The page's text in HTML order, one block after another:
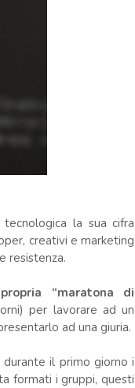
la sua cifra
creativi e marketing
resistenza.
“maratona di
per lavorare ad un
ad una giuria.
durante il primo giorno i
formati i gruppi, questi